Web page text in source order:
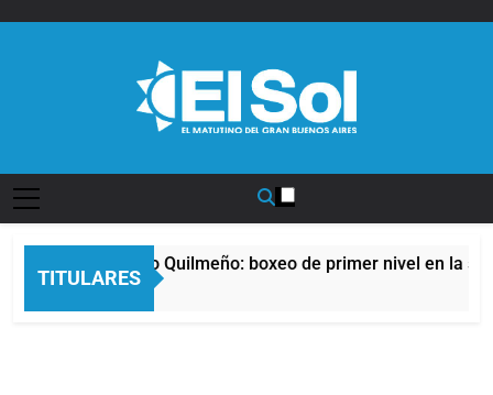
TITULARES
del Afro Quilmeño: boxeo de primer nivel en la sede de
Atrás